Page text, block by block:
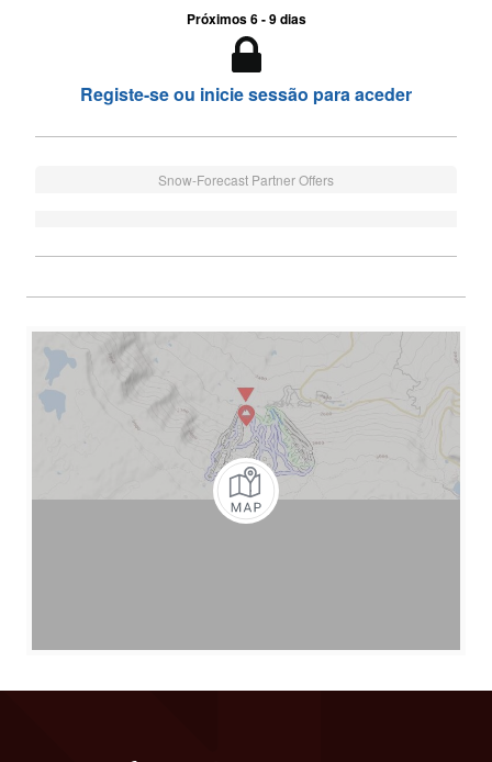
Próximos 6 - 9 dias
Registe-se ou inicie sessão para aceder
Snow-Forecast Partner Offers